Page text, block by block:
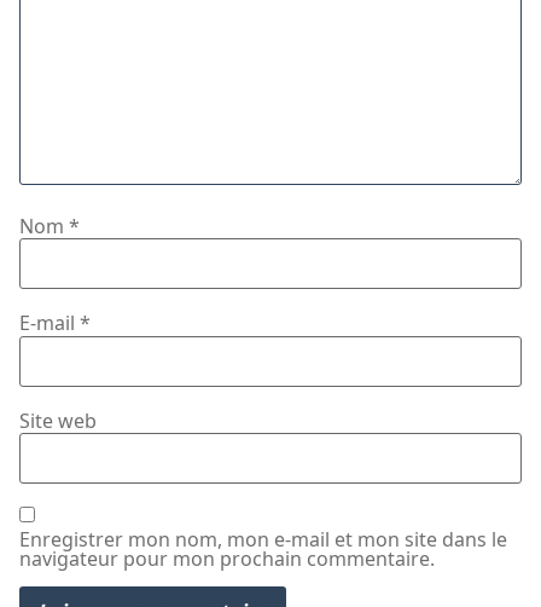
Nom *
E-mail *
Site web
Enregistrer mon nom, mon e-mail et mon site dans le
navigateur pour mon prochain commentaire.